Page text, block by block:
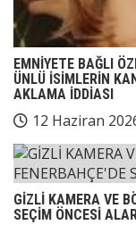
EMNİYETE BAĞLI
ÜNLÜ İSİMLERİN
AKLAMA İDDİASI
12 Haziran
GİZLİ KAMERA VE
SEÇİM ÖNCESİ